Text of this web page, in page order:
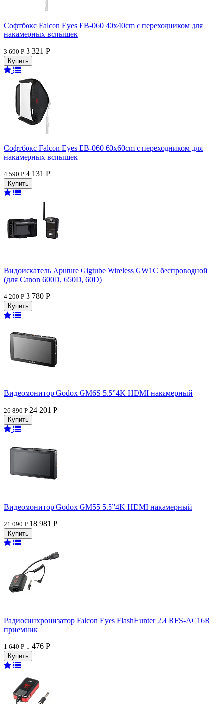
Софтбокс Falcon Eyes EB-060 40x40cm с переходником для
накамерных вспышек
3 690 Р 3 321 Р
Софтбокс Falcon Eyes EB-060 60x60cm с переходником для
накамерных вспышек
4 590 Р 4 131 Р
Видоискатель Aputure Gigtube Wireless GW1C беспроводной
(для Canon 600D, 650D, 60D)
4 200 Р 3 780 Р
Видеомонитор Godox GM6S 5.5”4K HDMI накамерный
26 890 Р 24 201 Р
Видеомонитор Godox GM55 5.5”4K HDMI накамерный
21 090 Р 18 981 Р
Радиосинхронизатор Falcon Eyes FlashHunter 2.4 RFS-AC16R
приемник
1 640 Р 1 476 Р